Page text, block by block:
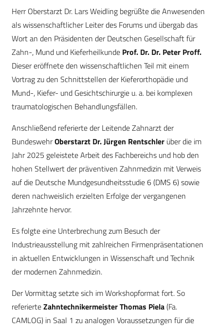
Herr Oberstarzt Dr. Lars Weidling begrüßte die Anwesenden
als wissenschaftlicher Leiter des Forums und übergab das
Wort an den Präsidenten der Deutschen Gesellschaft für
Zahn-, Mund und Kieferheilkunde Prof. Dr. Dr. Peter Proff.
Dieser eröffnete den wissenschaftlichen Teil mit einem
Vortrag zu den Schnittstellen der Kieferorthopädie und
Mund-, Kiefer- und Gesichtschirurgie u. a. bei komplexen
traumatologischen Behandlungsfällen.
Anschließend referierte der Leitende Zahnarzt der
BundeswehrOberstarzt Dr. Jürgen Rentschler über die im
Jahr 2025 geleistete Arbeit des Fachbereichs und hob den
hohen Stellwert der präventiven Zahnmedizin mit Verweis
auf die Deutsche Mundgesundheitsstudie 6 (DMS 6) sowie
deren nachweislich erzielten Erfolge der vergangenen
Jahrzehnte hervor.
Es folgte eine Unterbrechung zum Besuch der
Industrieausstellung mit zahlreichen Firmenpräsentationen
in aktuellen Entwicklungen in Wissenschaft und Technik
der modernen Zahnmedizin.
Der Vormittag setzte sich im Workshopformat fort. So
referierteZahntechnikermeister Thomas Piela(Fa.
CAMLOG) in Saal 1 zu analogen Voraussetzungen für die